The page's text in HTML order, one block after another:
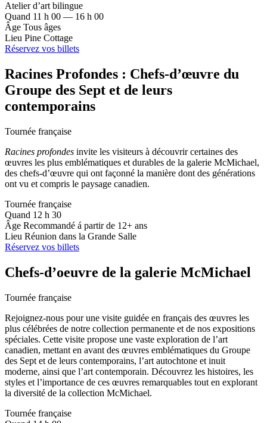
Atelier d’art bilingue
Quand 11 h 00 — 16 h 00
Âge Tous âges
Lieu Pine Cottage
Réservez vos billets
Racines Profondes : Chefs-d’œuvre du
Groupe des Sept et de leurs
contemporains
Tournée française
Racines profondes invite les visiteurs à découvrir certaines des
œuvres les plus emblématiques et durables de la galerie McMichael,
des chefs-d’œuvre qui ont façonné la manière dont des générations
ont vu et compris le paysage canadien.
Tournée française
Quand 12 h 30
Âge Recommandé á partir de 12+ ans
Lieu Réunion dans la Grande Salle
Réservez vos billets
Chefs-d’oeuvre de la galerie McMichael
Tournée française
Rejoignez-nous pour une visite guidée en français des œuvres les
plus célébrées de notre collection permanente et de nos expositions
spéciales. Cette visite propose une vaste exploration de l’art
canadien, mettant en avant des œuvres emblématiques du Groupe
des Sept et de leurs contemporains, l’art autochtone et inuit
moderne, ainsi que l’art contemporain. Découvrez les histoires, les
styles et l’importance de ces œuvres remarquables tout en explorant
la diversité de la collection McMichael.
Tournée française